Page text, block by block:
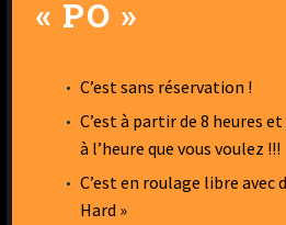
« PO »
C’est sans réservation !
C’est à partir de 8 heures
à l’heure que vous voulez !!!
C’est en roulage libre avec
Hard »